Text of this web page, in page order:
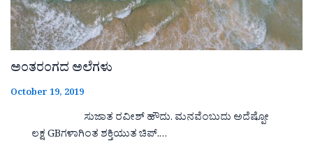
ಅಂತರಂಗದ ಅಲೆಗಳು
October 19, 2019
ಸುಜಾತ ರವೀಶ್ ಹೌದು. ಮನವೆಂಬುದು ಅದೆಷ್ಪೋ
ಲಕ್ಷ GBಗಳಾಗಿಂತ ಶಕ್ತಿಯುತ ಚಿಪ್.…